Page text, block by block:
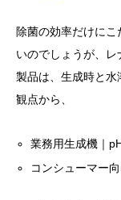
除菌の効率だけに
いのでしょうが、
製品は、生成時と
観点から、
業務用生成機｜
コンシューマー